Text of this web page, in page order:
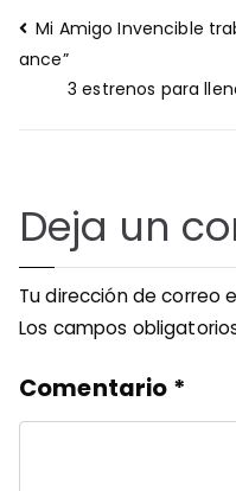
Navegación
de
entradas
Mi Amigo Invencible
ance”
3 estrenos para
Deja un
Tu dirección de correo
Los campos
Comentario *